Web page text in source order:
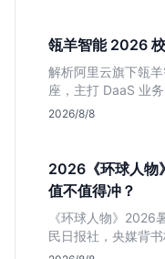
瓴羊智能 2026
解析阿里云旗下瓴
座，主打 DaaS 业
岗的硬性要求，评
2026/8/8
2026《环球人物
值不值得冲？
《环球人物》2026
民日报社，央媒背
适合追求高含金量